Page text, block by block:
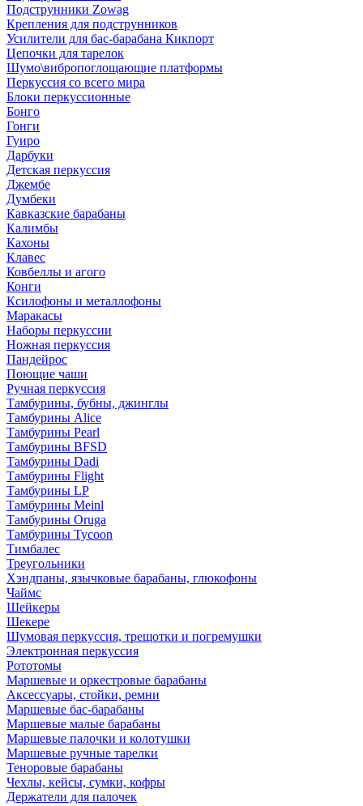
Подструнники Zowag
Крепления для подструнников
Усилители для бас-барабана Кикпорт
Цепочки для тарелок
Шумо\вибропоглощающие платформы
Перкуссия со всего мира
Блоки перкуссионные
Бонго
Гонги
Гуиро
Дарбуки
Детская перкуссия
Джембе
Думбеки
Кавказские барабаны
Калимбы
Кахоны
Клавес
Ковбеллы и агого
Конги
Ксилофоны и металлофоны
Маракасы
Наборы перкуссии
Ножная перкуссия
Пандейрос
Поющие чаши
Ручная перкуссия
Тамбурины, бубны, джинглы
Тамбурины Alice
Тамбурины Pearl
Тамбурины BFSD
Тамбурины Dadi
Тамбурины Flight
Тамбурины LP
Тамбурины Meinl
Тамбурины Oruga
Тамбурины Tycoon
Тимбалес
Треугольники
Хэндпаны, язычковые барабаны, глюкофоны
Чаймс
Шейкеры
Шекере
Шумовая перкуссия, трещотки и погремушки
Электронная перкуссия
Рототомы
Маршевые и оркестровые барабаны
Аксессуары, стойки, ремни
Маршевые бас-барабаны
Маршевые малые барабаны
Маршевые палочки и колотушки
Маршевые ручные тарелки
Теноровые барабаны
Чехлы, кейсы, сумки, кофры
Держатели для палочек